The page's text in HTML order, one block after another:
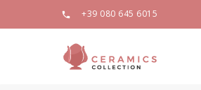
 +39 080 645 6015